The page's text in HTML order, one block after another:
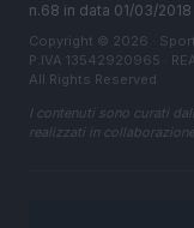
n.68 in data 01/03/2018
Copyright © 2026 ·
P.IVA 13542920965 ·
All Rights Reserved
I contenuti sono curati
realizzati in